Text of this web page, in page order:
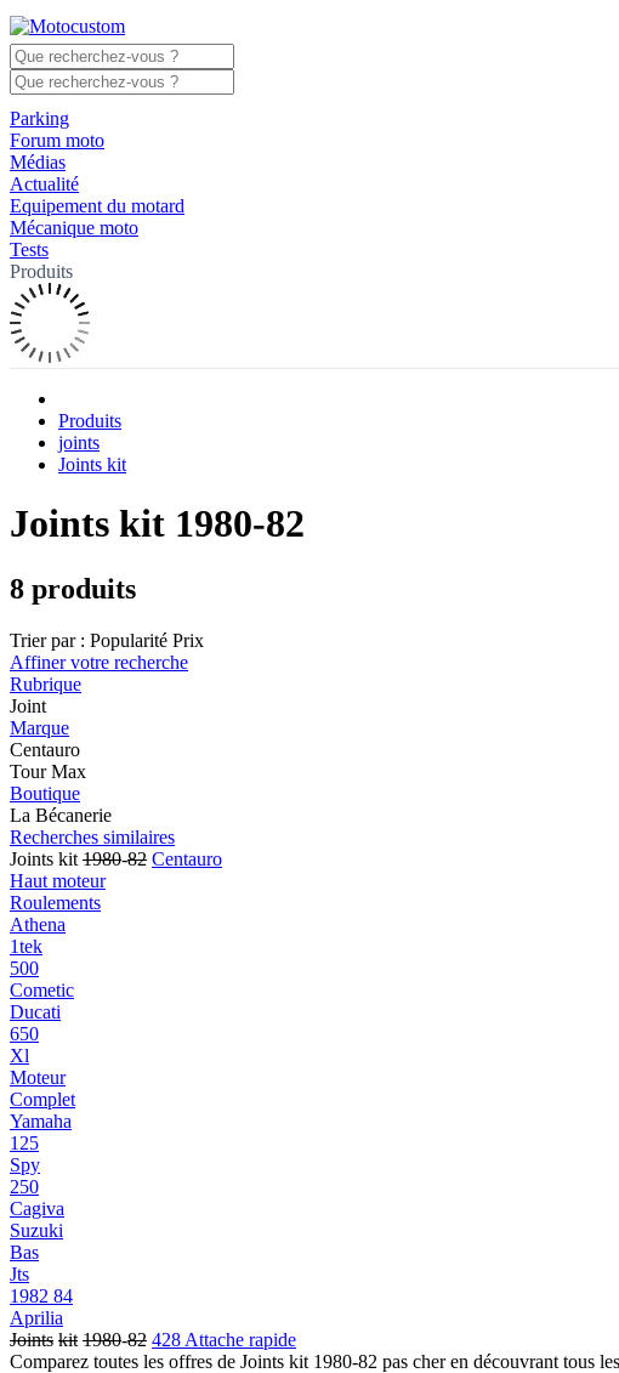
Parking
Forum moto
Médias
Actualité
Equipement du motard
Mécanique moto
Tests
Produits
Produits
joints
Joints kit
Joints kit 1980-82
8 produits
Trier par : Popularité Prix
Affiner votre recherche
Rubrique
Joint
Marque
Centauro
Tour Max
Boutique
La Bécanerie
Recherches similaires
Joints kit 1980-82 Centauro
Haut moteur
Roulements
Athena
1tek
500
Cometic
Ducati
650
Xl
Moteur
Complet
Yamaha
125
Spy
250
Cagiva
Suzuki
Bas
Jts
1982 84
Aprilia
Joints kit 1980-82 428 Attache rapide
Comparez toutes les offres de Joints kit 1980-82 pas cher en découvrant tous